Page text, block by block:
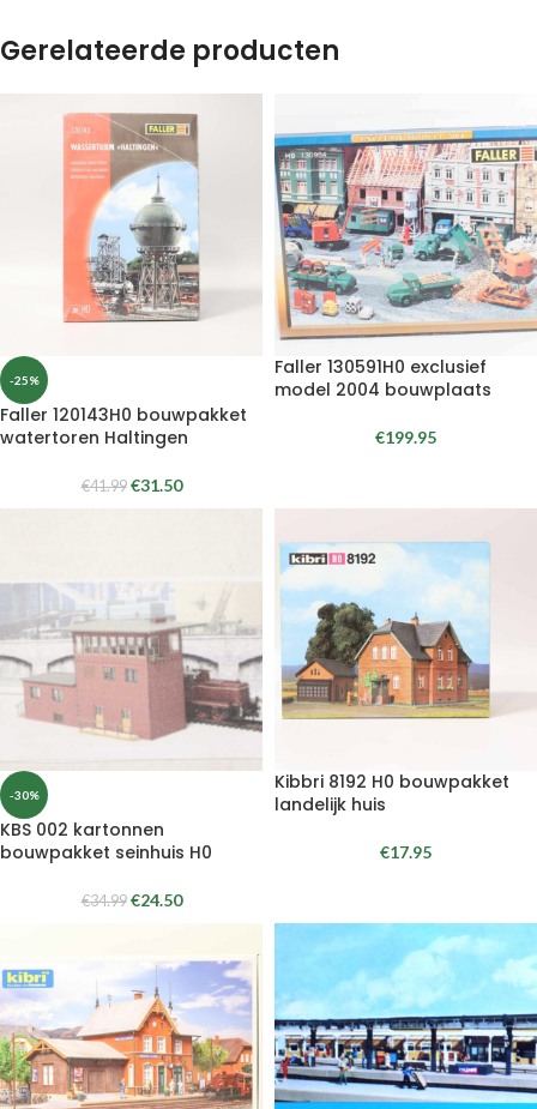
Gerelateerde producten
-25%
Faller 120143H0 bouwpakket
watertoren Haltingen
€41.99 €31.50
Faller 130591H0 exclusief
model 2004 bouwplaats
€199.95
-30%
KBS 002 kartonnen
bouwpakket seinhuis H0
€34.99 €24.50
Kibbri 8192 H0 bouwpakket
landelijk huis
€17.95